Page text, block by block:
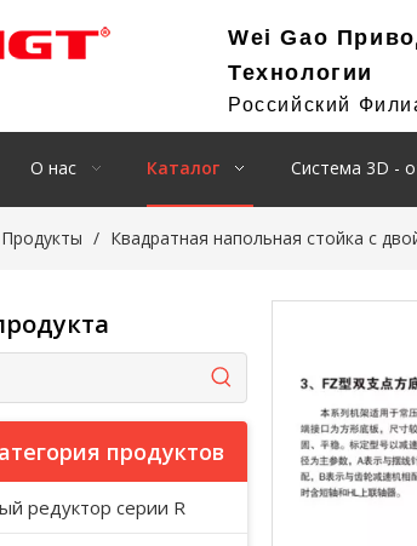
Wei Gao
Технологии
Российский
О нас Каталог Система 3D -
Продукты / Квадратная напольная стойка с
продуктов
редуктор серии R